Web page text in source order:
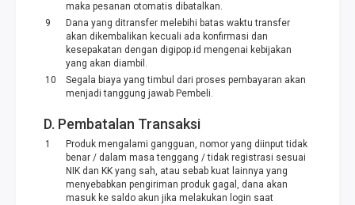
maka pesanan otomatis dibatalkan.
Dana yang ditransfer melebihi batas waktu transfer
akan dikembalikan kecuali ada konfirmasi dan
kesepakatan dengan digipop.id mengenai kebijakan
yang akan diambil.
Segala biaya yang timbul dari proses pembayaran akan
menjadi tanggung jawab Pembeli.
D. Pembatalan Transaksi
Produk mengalami gangguan, nomor yang diinput tidak
benar / dalam masa tenggang / tidak registrasi sesuai
NIK dan KK yang sah, atau sebab kuat lainnya yang
menyebabkan pengiriman produk gagal, dana akan
masuk ke saldo akun jika melakukan login saat